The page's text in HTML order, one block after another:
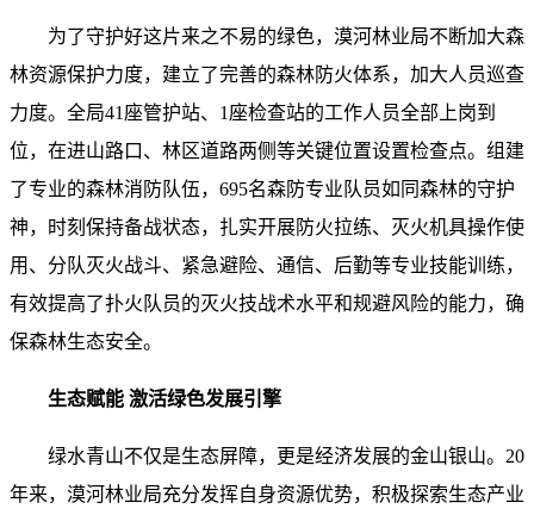
为了守护好这片来之不易的绿色，漠河林业局不断加大森
林资源保护力度，建立了完善的森林防火体系，加大人员巡查
力度。全局41座管护站、1座检查站的工作人员全部上岗到
位，在进山路口、林区道路两侧等关键位置设置检查点。组建
了专业的森林消防队伍，695名森防专业队员如同森林的守护
神，时刻保持备战状态，扎实开展防火拉练、灭火机具操作使
用、分队灭火战斗、紧急避险、通信、后勤等专业技能训练，
有效提高了扑火队员的灭火技战术水平和规避风险的能力，确
保森林生态安全。
生态赋能 激活绿色发展引擎
绿水青山不仅是生态屏障，更是经济发展的金山银山。20
年来，漠河林业局充分发挥自身资源优势，积极探索生态产业